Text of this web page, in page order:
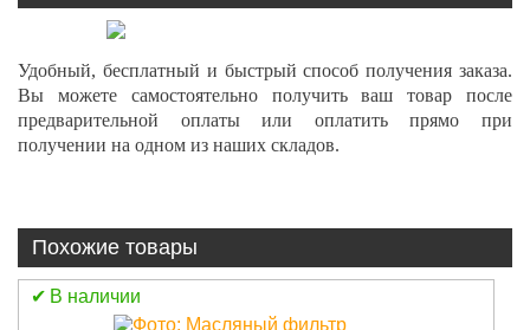
Удобный, бесплатный и быстрый способ получения заказа.
Вы можете самостоятельно получить ваш товар после
предварительной оплаты или оплатить прямо при
получении на одном из наших складов.
Похожие товары
В наличии